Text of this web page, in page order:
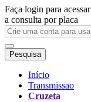
Faça login para acessar
a consulta por placa
Pesquisa
Início
Transmissao
Cruzeta